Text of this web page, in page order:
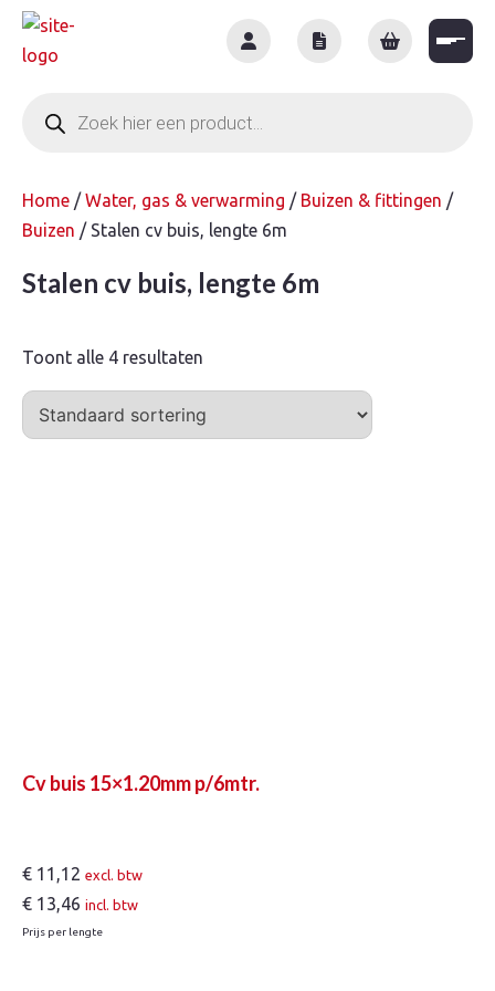
Skip
zoeken
Home /Water, gas & verwarming / Buizen & fittingen /
Buizen / Stalen cv buis, lengte 6m
Stalen cv buis, lengte 6m
Toont alle 4 resultaten
Cv buis 15×1.20mm p/6mtr.
€ 11,12 excl. btw
€ 13,46 incl. btw
Prijs per lengte